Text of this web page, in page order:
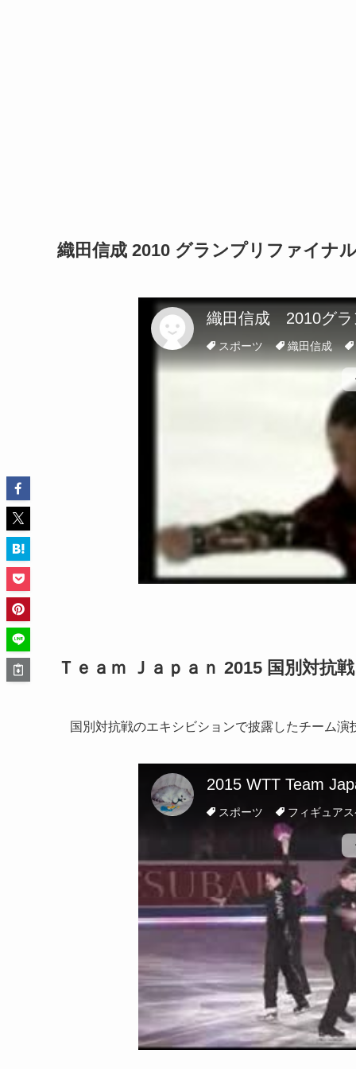
織田信成 2010 グランプリファイナ
Ｔｅａｍ Ｊａｐａｎ 2015 国別対抗
国別対抗戦のエキシビションで披露したチーム演